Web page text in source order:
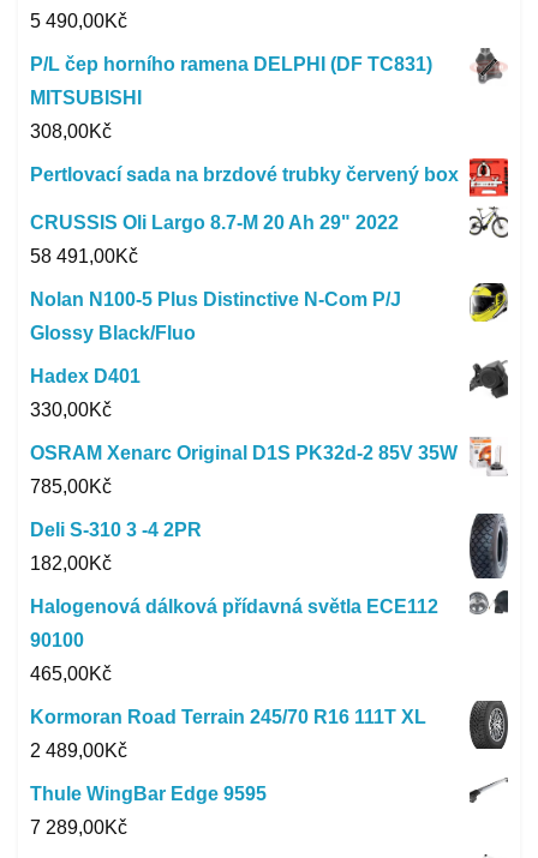
5 490,00Kč
P/L čep horního ramena DELPHI (DF TC831)
MITSUBISHI
308,00Kč
Pertlovací sada na brzdové trubky červený box
CRUSSIS Oli Largo 8.7-M 20 Ah 29" 2022
58 491,00Kč
Nolan N100-5 Plus Distinctive N-Com P/J
Glossy Black/Fluo
Hadex D401
330,00Kč
OSRAM Xenarc Original D1S PK32d-2 85V 35W
785,00Kč
Deli S-310 3 -4 2PR
182,00Kč
Halogenová dálková přídavná světla ECE112
90100
465,00Kč
Kormoran Road Terrain 245/70 R16 111T XL
2 489,00Kč
Thule WingBar Edge 9595
7 289,00Kč